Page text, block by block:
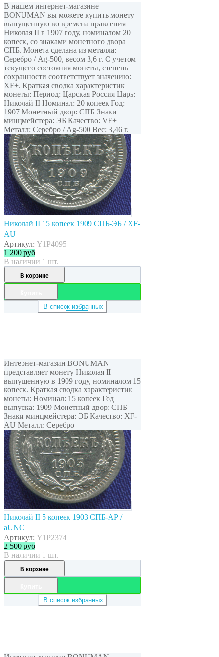
В нашем интернет-магазине
BONUMAN вы можете купить монету
выпущенную во времена правления
Николая II в 1907 году, номиналом 20
копеек, со знаками монетного двора
СПБ. Монета сделана из металла:
Серебро / Ag-500, весом 3,6 г. С учетом
текущего состояния монеты, степень
сохранности соответствует значению:
XF+. Краткая сводка характеристик
монеты: Период: Царская Россия Царь:
Николай II Номинал: 20 копеек Год:
1907 Монетный двор: СПБ Знаки
минцмейстера: ЭБ Качество: VF+
Металл: Серебро / Ag-500 Вес: 3,46 г.
Николай II 15 копеек 1909 СПБ-ЭБ / XF-
AU
Артикул: Y1P4095
1 200 руб
В наличии 1 шт.
В корзине
В список избранных
Интернет-магазин BONUMAN
представляет монету Николая II
выпущенную в 1909 году, номиналом 15
копеек. Краткая сводка характеристик
монеты: Номинал: 15 копеек Год
выпуска: 1909 Монетный двор: СПБ
Знаки минцмейстера: ЭБ Качество: XF-
AU Металл: Серебро
Николай II 5 копеек 1903 СПБ-АР /
aUNC
Артикул: Y1P2374
2 500 руб
В наличии 1 шт.
В корзине
В список избранных